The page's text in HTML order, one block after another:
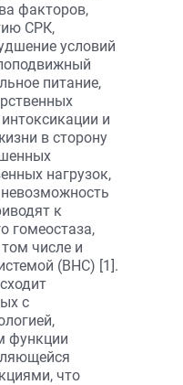
факторов,
СРК,
условий
питание,
и
в сторону
нагрузок,
к
гомеостаза,
числе и
(ВНС) [1].
с
функции
что